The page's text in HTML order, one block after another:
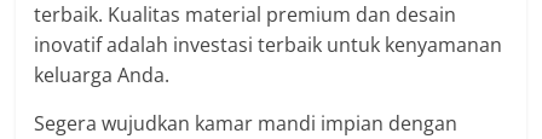
terbaik. Kualitas material premium dan desain
inovatif adalah investasi terbaik untuk kenyamanan
keluarga Anda.
Segera wujudkan kamar mandi impian dengan